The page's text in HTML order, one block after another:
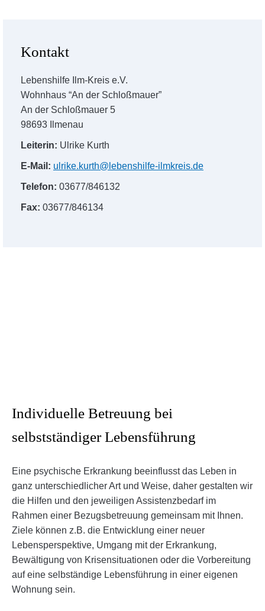
Kontakt
Lebenshilfe Ilm-Kreis e.V.
Wohnhaus “An der Schloßmauer”
An der Schloßmauer 5
98693 Ilmenau
Leiterin: Ulrike Kurth
E-Mail: ulrike.kurth@lebenshilfe-ilmkreis.de
Telefon: 03677/846132
Fax: 03677/846134
Individuelle Betreuung bei
selbstständiger Lebensführung
Eine psychische Erkrankung beeinflusst das Leben in
ganz unterschiedlicher Art und Weise, daher gestalten wir
die Hilfen und den jeweiligen Assistenzbedarf im
Rahmen einer Bezugsbetreuung gemeinsam mit Ihnen.
Ziele können z.B. die Entwicklung einer neuer
Lebensperspektive, Umgang mit der Erkrankung,
Bewältigung von Krisensituationen oder die Vorbereitung
auf eine selbständige Lebensführung in einer eigenen
Wohnung sein.